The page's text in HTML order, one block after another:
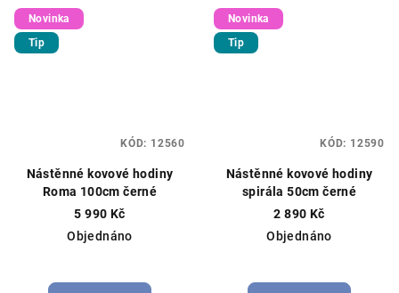
Novinka
Tip
Nástěnné kovové hodiny
Roma 100cm černé
5 990 Kč
Objednáno
KÓD: 12560
Novinka
Tip
Nástěnné kovové hodiny
spirála 50cm černé
2 890 Kč
Objednáno
KÓD: 12590